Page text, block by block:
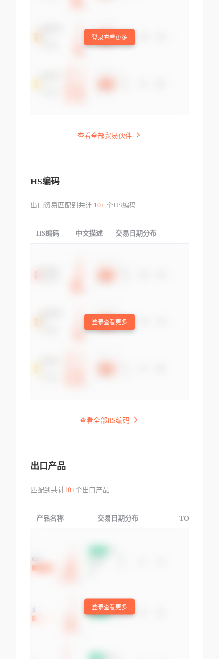
登录查看更多
查看全部贸易伙伴
HS编码
出口贸易匹配到共计 10+个HS编码
HS编码 中文描述 交易日期分布
登录查看更多
查看全部HS编码
出口产品
匹配到共计10+个出口产品
产品名称 交易日期分布 TOP3交易国
登录查看更多